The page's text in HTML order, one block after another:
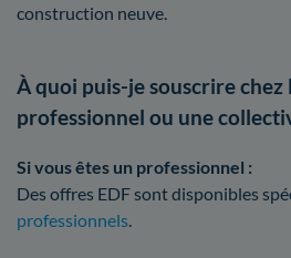
construction neuve.
À quoi puis-je souscrire chez
professionnel ou une
Si vous êtes un professionnel :
Des offres EDF sont disponibles
professionnels.